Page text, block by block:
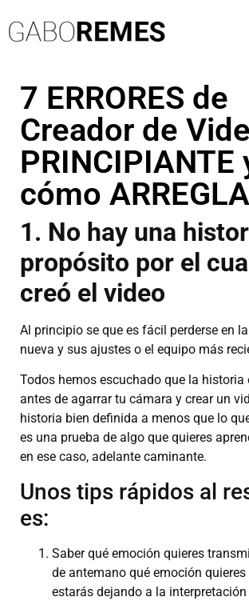
7 ERRORES de
Creador de
PRINCIPIANTE
cómo
1. No hay una
propósito por el
creó el video
Al principio se que es fácil perderse en
nueva y sus ajustes o el equipo más
Todos hemos escuchado que la historia
antes de agarrar tu cámara y crear un
historia bien definida a menos que lo
es una prueba de algo que quieres
en ese caso, adelante caminante.
Unos tips rápidos al
es:
Saber qué emoción quieres
de antemano qué emoción
estarás dejando a la interpretación